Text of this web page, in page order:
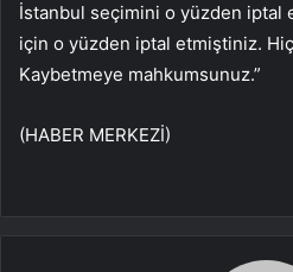
İstanbul seçimini o yüzden iptal
için o yüzden iptal etmiştiniz.
Kaybetmeye mahkumsunuz.”
(HABER MERKEZİ)